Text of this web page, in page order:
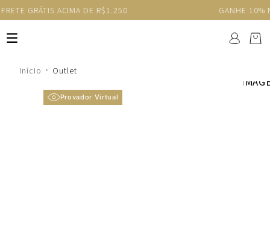
GANHE 10% NA PRIMEIRA COMPRA COM O CUPOM
Outlet
Provador Virtual